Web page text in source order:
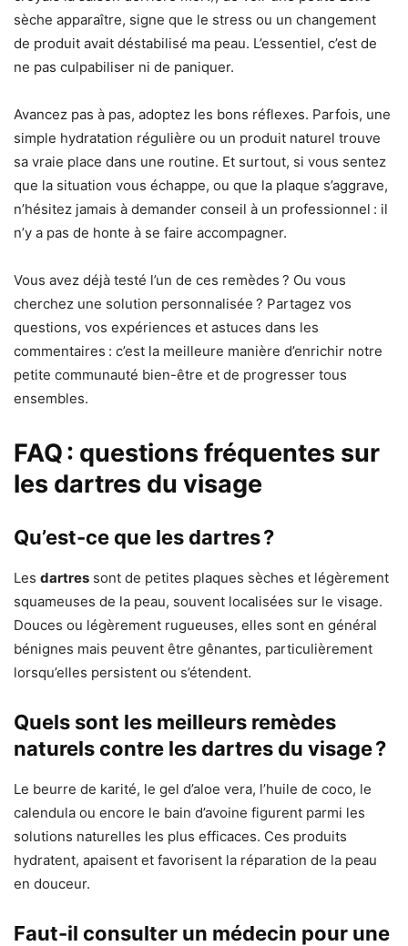
sèche apparaître, signe que le stress ou un changement
de produit avait déstabilisé ma peau. L’essentiel, c’est de
ne pas culpabiliser ni de paniquer.
Avancez pas à pas, adoptez les bons réflexes. Parfois, une
simple hydratation régulière ou un produit naturel trouve
sa vraie place dans une routine. Et surtout, si vous sentez
que la situation vous échappe, ou que la plaque s’aggrave,
n’hésitez jamais à demander conseil à un professionnel : il
n’y a pas de honte à se faire accompagner.
Vous avez déjà testé l’un de ces remèdes ? Ou vous
cherchez une solution personnalisée ? Partagez vos
questions, vos expériences et astuces dans les
commentaires : c’est la meilleure manière d’enrichir notre
petite communauté bien-être et de progresser tous
ensembles.
FAQ : questions fréquentes sur
les dartres du visage
Qu’est-ce que les dartres ?
Les dartres sont de petites plaques sèches et légèrement
squameuses de la peau, souvent localisées sur le visage.
Douces ou légèrement rugueuses, elles sont en général
bénignes mais peuvent être gênantes, particulièrement
lorsqu’elles persistent ou s’étendent.
Quels sont les meilleurs remèdes
naturels contre les dartres du visage ?
Le beurre de karité, le gel d’aloe vera, l’huile de coco, le
calendula ou encore le bain d’avoine figurent parmi les
solutions naturelles les plus efficaces. Ces produits
hydratent, apaisent et favorisent la réparation de la peau
en douceur.
Faut-il consulter un médecin pour une